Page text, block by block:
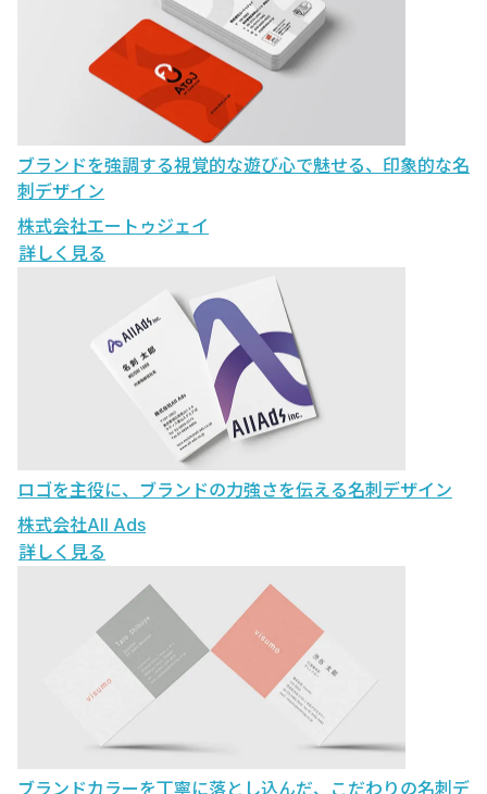
ブランドを強調する視覚的な遊び心で魅せる、印象的な名
刺デザイン
株式会社エートゥジェイ
詳しく見る
ロゴを主役に、ブランドの力強さを伝える名刺デザイン
株式会社All Ads
詳しく見る
ブランドカラーを丁寧に落とし込んだ、こだわりの名刺デ